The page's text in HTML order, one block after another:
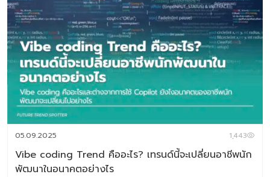
ความเสี่ยงที่ขยายตัวรวดเร็ว 10 เทรนด์เทคโนโลยีสำคัญแห่งปี
2569 1. AI Supercomputing Platforms AI
Supercomputing Platforms (แพลตฟอร์ม AI ซูเปอร์คอม
พิวติ้ง) เป็นการรวมพลังของ CPU, GPU, ชิป AI ASICs และ
การประมวลผลแบบนิวโรมอร์ฟิก (จำลองสมองมนุษย์) ช่วยให้
องค์กรจัดการงานที่ซับซ้อนมหาศาล ปลดล็อกประสิทธิภาพและ
นวัตกรรม ต้องอาศัย Orchestration Software เพื่อจัดการ
เวิร์กโฟลว์ที่ซับซ้อนโดยอัตโนมัติ คาดการณ์ว่าภายในปี 2571
องค์กรชั้นนำ 40% จะใช้สถาปัตยกรรม Hybrid Computing
(เพิ่มจาก 8% ในปัจจุบัน) ตัวอย่างการใช้งาน: คิดค้นยาใหม่ใน
ไม่กี่สัปดาห์ (แทนที่จะใช้เวลาหลายป […]
05.09.2025 1,443
Vibe coding Trend คืออะไร? เทรนด์นี้จะเปลี่ยนอาชีพนัก
พัฒนาในอนาคตอย่างไร